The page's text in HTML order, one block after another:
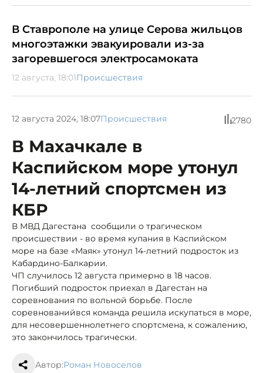
В Ставрополе на улице Серова жильцов
многоэтажки эвакуировали из-за
загоревшегося электросамоката
12 августа, 18:01Происшествия
12 августа 2024, 18:07Происшествия 2780
В Махачкале в
Каспийском море утонул
14-летний спортсмен из
КБР
В МВД Дагестана сообщили о трагическом
происшествии - во время купания в Каспийском
море на базе «Маяк» утонул 14-летний подросток из
Кабардино-Балкарии.
ЧП случилось 12 августа примерно в 18 часов.
Погибший подросток приехал в Дагестан на
соревнования по вольной борьбе. После
соревнованийвся команда решила искупаться в море,
для несовершеннолетнего спортсмена, к сожалению,
это закончилось трагически.
Автор:Роман Новоселов